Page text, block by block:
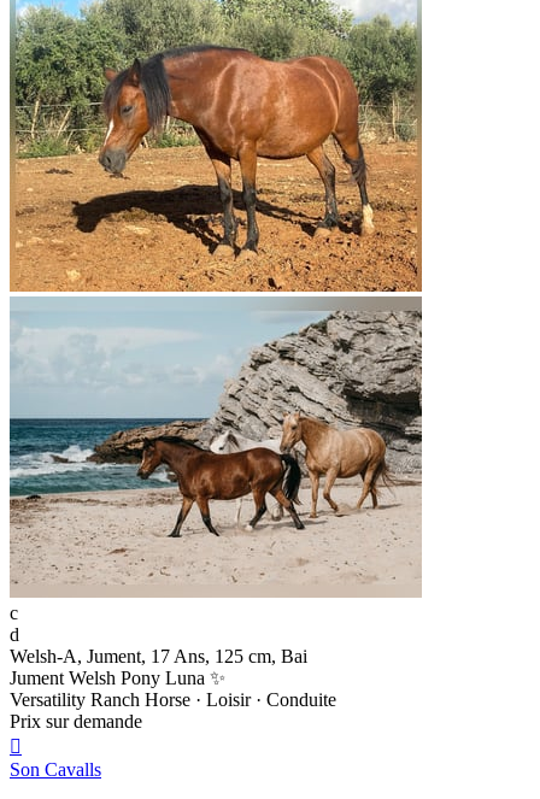
c
d
Welsh-A, Jument, 17 Ans, 125 cm, Bai
Jument Welsh Pony Luna ✨
Versatility Ranch Horse · Loisir · Conduite
Prix sur demande

Son Cavalls